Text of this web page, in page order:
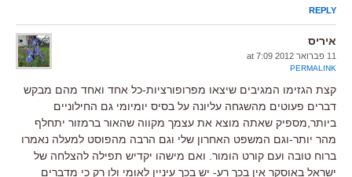
REPLY
איריס
11 פברואר 2012 at 7:09
PERMALINK
קצת הגזימו המגיבים שיצאו מפרופורציות-כל אחד ואחד מהם מבקש
דברים פעוטים מהשגחה עליונה על בסיס יומיומי גם החילוניים
ביותר,מספיק שאתה מוצא את עצמך מקווה שהאור ברמזור יתחלף
מהר יותר-וגם המשפט האחרון שלי וגם הרבה מהפוסט למעלה נאמרו
ברוח טובה ועם קורט הומור. ואם מישהו יקדיש תפילה להצלחה של
ישראל באוסקר אין בכך רע- יש בכך עיניין לאומי ולו רק כי מדברים